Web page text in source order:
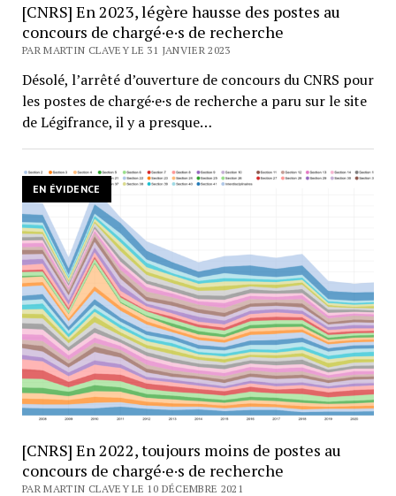
[CNRS] En 2023, légère hausse des postes au
concours de chargé·e·s de recherche
PAR MARTIN CLAVEY LE 31 JANVIER 2023
Désolé, l’arrêté d’ouverture de concours du CNRS pour
les postes de chargé·e·s de recherche a paru sur le site
de Légifrance, il y a presque…
EN ÉVIDENCE
[CNRS] En 2022, toujours moins de postes au
concours de chargé·e·s de recherche
PAR MARTIN CLAVEY LE 10 DÉCEMBRE 2021